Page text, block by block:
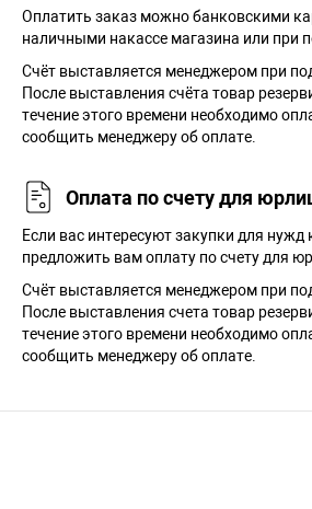
Оплатить заказ можно банковскими
наличными накассе магазина или при
Cчёт выставляется менеджером при
После выставления счёта товар
течение этого времени необходимо
сообщить менеджеру об оплате.
Оплата по счету для
Если вас интересуют закупки для
предложить вам оплату по счету для
Счёт выставляется менеджером при
После выставления счета товар
течение этого времени необходимо
сообщить менеджеру об оплате.